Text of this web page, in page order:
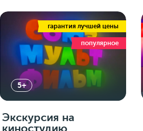
гарантия лучшей цены
популярное
5+
Экскурсия на
киностудию